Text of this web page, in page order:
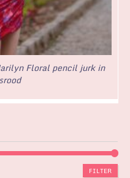
Floral pencil jurk in
FILTER